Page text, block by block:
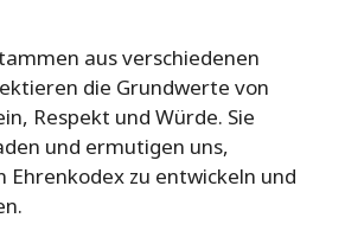
aus verschiedenen
die Grundwerte von
Respekt und Würde. Sie
und ermutigen uns,
Ehrenkodex zu entwickeln und